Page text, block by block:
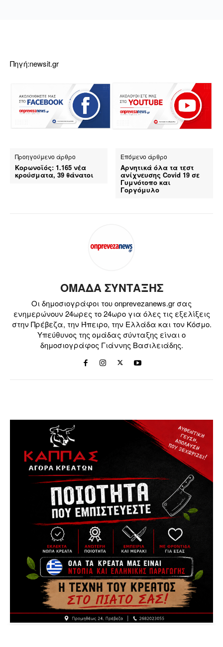
Πηγή:newsit.gr
Προηγούμενο άρθρο
Κορωνοϊός: 1.165 νέα
κρούσματα, 39 θάνατοι
Επόμενο άρθρο
Αρνητικά όλα τα τεστ
ανίχνευσης Covid 19 σε
Γυμνότοπο και
Γοργόμυλο
ΟΜΑΔΑ ΣΥΝΤΑΞΗΣ
Οι δημοσιογράφοι του onprevezanews.gr σας
ενημερώνουν 24ωρες το 24ωρο για όλες τις εξελίξεις
στην Πρέβεζα, την Ήπειρο, την Ελλάδα και τον Κόσμο.
Υπεύθυνος της ομάδας σύνταξης είναι ο
δημοσιογράφος Γιάννης Βασιλειάδης.